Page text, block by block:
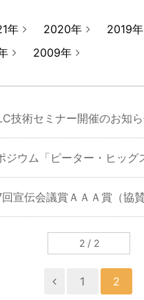
年 2020年 2019年
2009年
技術セミナー開催のお知ら
ジウム「ピーター・ヒッ
回宣伝会議賞ＡＡＡ賞（協
2 / 2
1 2